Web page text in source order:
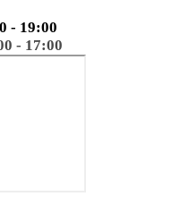
- 19:00
- 17:00